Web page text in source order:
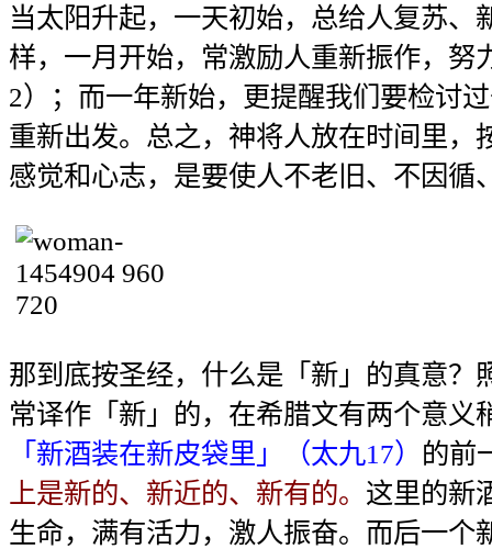
当太阳升起，一天初始，总给人复苏、
样，一月开始，常激励人重新振作，努
2）；而一年新始，更提醒我们要检讨
重新出发。总之，神将人放在时间里，
感觉和心志，是要使人不老旧、不因循
那到底按圣经，什么是「新」的真意？
常译作「新」的，在希腊文有两个意义
「新酒装在新皮袋里」（太九17） 的前
上是新的、新近的、新有的。 这里的新
生命，满有活力，激人振奋。而后一个